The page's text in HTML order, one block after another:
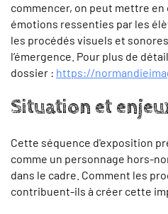
commencer, on peut mettre en
émotions ressenties par les
les procédés visuels et
l’émergence. Pour plus de
dossier : https://
Situation et
Cette séquence d'exposition
comme un personnage hors-
dans le cadre. Comment les
contribuent-ils à créer cette